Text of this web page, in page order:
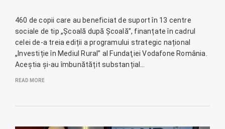
460 de copii care au beneficiat de suport în 13 centre
sociale de tip „Școală după Școală”, finanțate în cadrul
celei de-a treia ediții a programului strategic național
„Investiție în Mediul Rural” al Fundaţiei Vodafone România.
Aceștia și-au îmbunătățit substanțial…
READ MORE